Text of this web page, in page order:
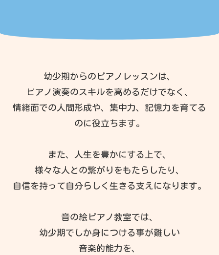
幼少期からのピアノレッスンは、
ピアノ演奏のスキルを高めるだけでなく、
情緒面での人間形成や、集中力、記憶力を育てる
のに役立ちます。
また、人生を豊かにする上で、
様々な人との繋がりをもたらしたり、
自信を持って自分らしく生きる支えになります。
音の絵ピアノ教室では、
幼少期でしか身につける事が難しい
音楽的能力を、